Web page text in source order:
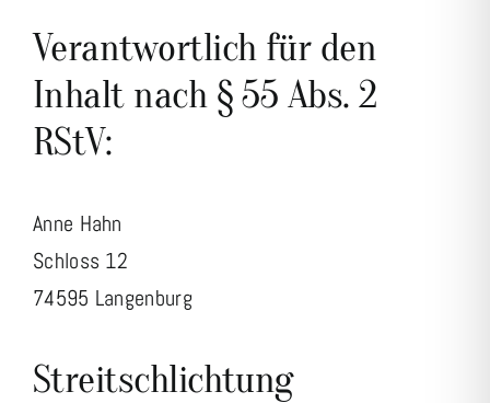
Verantwortlich für den
Inhalt nach § 55 Abs. 2
RStV:
Anne Hahn
Schloss 12
74595 Langenburg
Streitschlichtung